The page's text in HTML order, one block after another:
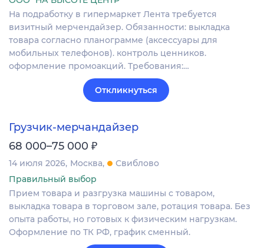
На подработку в гипермаркет Лента требуется
визитный мерчендайзер. Обязанности: выкладка
товара согласно планограмме (аксессуары для
мобильных телефонов). контроль ценников.
оформление промоакций. Требования:…
Откликнуться
Грузчик-мерчандайзер
68 000–75 000 ₽
14 июля 2026 Москва
Свиблово
Правильный выбор
Прием товара и разгрузка машины с товаром,
выкладка товара в торговом зале, ротация товара. Без
опыта работы, но готовых к физическим нагрузкам.
Оформление по ТК РФ, график сменный.